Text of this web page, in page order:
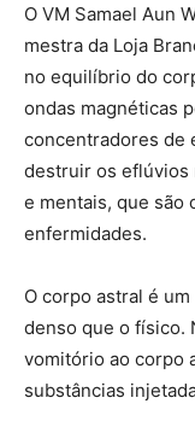
O VM Samael Aun
mestra da Loja
no equilíbrio do
ondas magnéticas
concentradores de
destruir os eflúvios
e mentais, que são
enfermidades.
O corpo astral é
denso que o físico.
vomitório ao corpo
substâncias